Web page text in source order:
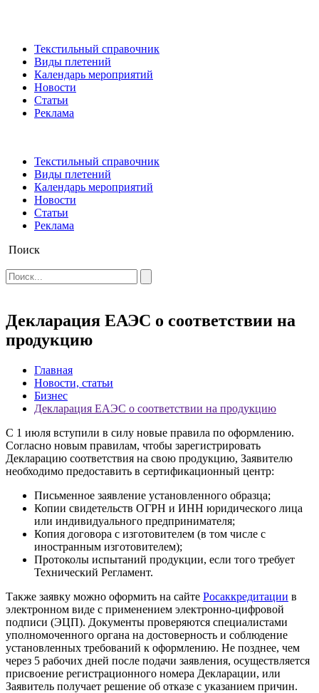
Текстильный справочник
Виды плетений
Календарь мероприятий
Новости
Статьи
Реклама
Текстильный справочник
Виды плетений
Календарь мероприятий
Новости
Статьи
Реклама
Поиск
Декларация ЕАЭС о соответствии на
продукцию
Главная
Новости, статьи
Бизнес
Декларация ЕАЭС о соответствии на продукцию
С 1 июля вступили в силу новые правила по оформлению.
Согласно новым правилам, чтобы зарегистрировать
Декларацию соответствия на свою продукцию, Заявителю
необходимо предоставить в сертификационный центр:
Письменное заявление установленного образца;
Копии свидетельств ОГРН и ИНН юридического лица
или индивидуального предпринимателя;
Копия договора с изготовителем (в том числе с
иностранным изготовителем);
Протоколы испытаний продукции, если того требует
Технический Регламент.
Также заявку можно оформить на сайте Росаккредитации в
электронном виде с применением электронно-цифровой
подписи (ЭЦП). Документы проверяются специалистами
уполномоченного органа на достоверность и соблюдение
установленных требований к оформлению. Не позднее, чем
через 5 рабочих дней после подачи заявления, осуществляется
присвоение регистрационного номера Декларации, или
Заявитель получает решение об отказе с указанием причин.